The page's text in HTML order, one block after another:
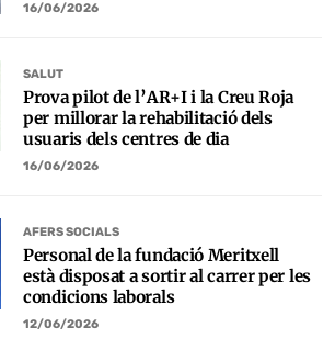
16/06/2026
SALUT
Prova pilot de l’AR+I i la Creu Roja
per millorar la rehabilitació dels
usuaris dels centres de dia
16/06/2026
AFERS SOCIALS
Personal de la fundació Meritxell
està disposat a sortir al carrer per les
condicions laborals
12/06/2026